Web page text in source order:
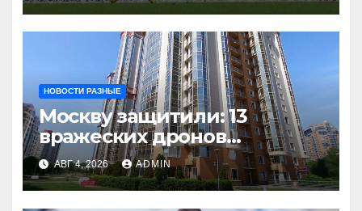
Санкт‑Петербургу»
НОВОСТИ РАЗНЫЕ
Москву защитили: 13
вражеских дронов
уничтожены за день
АВГ 4, 2026 ADMIN